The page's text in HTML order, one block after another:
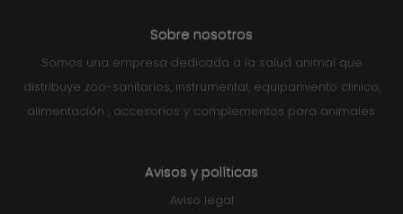
Sobre nosotros
Somos una empresa dedicada a la salud animal que
distribuye zoo-sanitarios, instrumental, equipamiento clinico,
alimentación , accesorios y complementos para animales.
Avisos y políticas
Aviso legal